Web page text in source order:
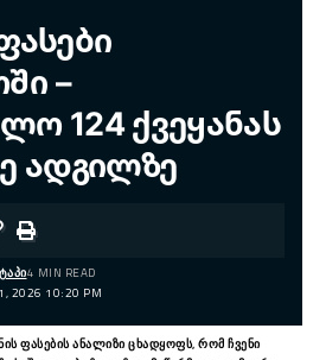
–
124 ქვეყანას
ადგილზე
2026 10:20 PM
4 MIN READ
ფასების ანალიზი ცხადყოფს, რომ ჩვენი